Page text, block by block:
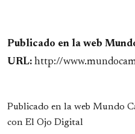
Publicado en la web
URL: http://
Publicado en la web Mundo
con El Ojo Digital